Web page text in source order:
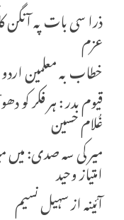
ذرا سی بات پہ
عزم
خطاب بہ معلمین اردو
قیوم بدر : ہر فکر
غُلام حسین
میر کی سہ صدی: میں
امتیاز وحید
آئینہازسہیل نسیم